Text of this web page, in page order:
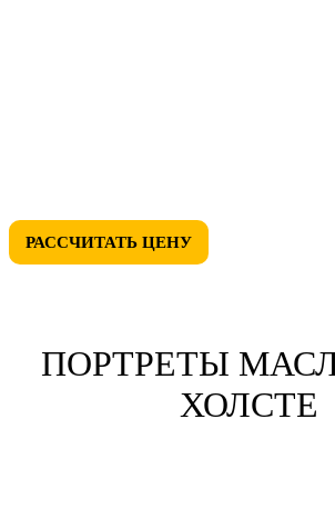
РАССЧИТАТЬ ЦЕНУ
ПОРТРЕТЫ
ХОЛСТЕ